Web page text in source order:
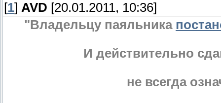
[1] AVD [20.01.2011, 10:36]
"Владельцу паяльника
И действительно
не всегда